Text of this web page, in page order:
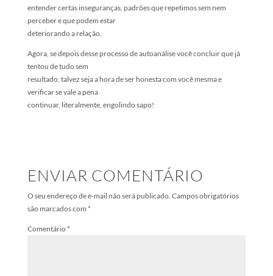
entender certas inseguranças, padrões que repetimos sem nem
perceber e que podem estar
deteriorando a relação.
Agora, se depois desse processo de autoanálise você concluir que já
tentou de tudo sem
resultado, talvez seja a hora de ser honesta com você mesma e
verificar se vale a pena
continuar, literalmente, engolindo sapo!
ENVIAR COMENTÁRIO
O seu endereço de e-mail não será publicado. Campos obrigatórios
são marcados com *
Comentário*